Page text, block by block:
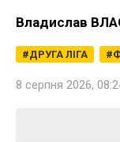
Владислав
ДРУГА ЛІГА
8 серпня 2026,